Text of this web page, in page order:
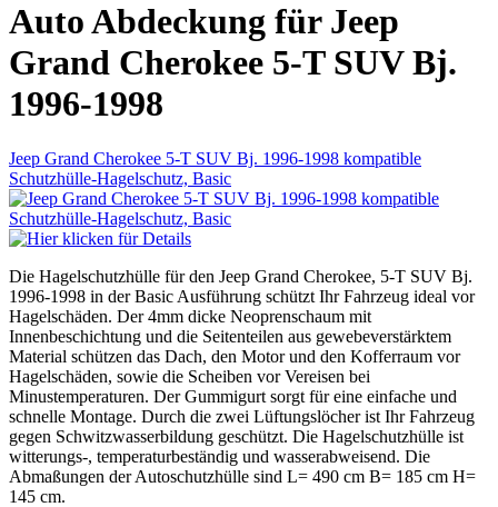
Auto Abdeckung für Jeep
Grand Cherokee 5-T SUV Bj.
1996-1998
Jeep Grand Cherokee 5-T SUV Bj. 1996-1998 kompatible
Schutzhülle-Hagelschutz, Basic
Die Hagelschutzhülle für den Jeep Grand Cherokee, 5-T SUV Bj.
1996-1998 in der Basic Ausführung schützt Ihr Fahrzeug ideal vor
Hagelschäden. Der 4mm dicke Neoprenschaum mit
Innenbeschichtung und die Seitenteilen aus gewebeverstärktem
Material schützen das Dach, den Motor und den Kofferraum vor
Hagelschäden, sowie die Scheiben vor Vereisen bei
Minustemperaturen. Der Gummigurt sorgt für eine einfache und
schnelle Montage. Durch die zwei Lüftungslöcher ist Ihr Fahrzeug
gegen Schwitzwasserbildung geschützt. Die Hagelschutzhülle ist
witterungs-, temperaturbeständig und wasserabweisend. Die
Abmaßungen der Autoschutzhülle sind L= 490 cm B= 185 cm H=
145 cm.